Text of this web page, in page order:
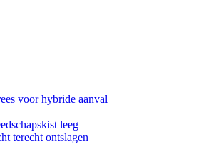
voor hybride aanval
leeg
terecht ontslagen